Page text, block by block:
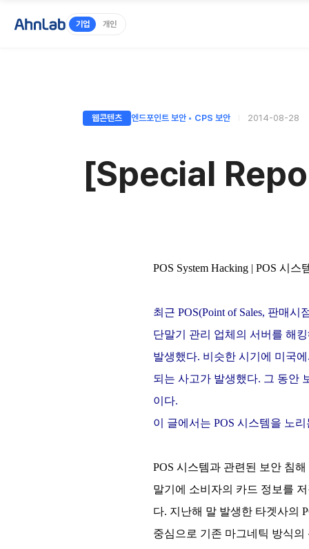
기업 개인
웹콘텐츠 엔드포인트 보안 ◦ CPS 보안 2014-08-28
[Special
POS System Hacking | POS 시스
최근 POS(Point of Sales, 판매
단말기 관리 업체의 서버를 해
발생했다. 비슷한 시기에 미국
되는 사고가 발생했다. 그 동안
이다.
이 글에서는 POS 시스템을 노
POS 시스템과 관련된 보안 침
말기에 소비자의 카드 정보를
다. 지난해 말 발생한 타겟사의
중심으로 기존 마그네틱 방식